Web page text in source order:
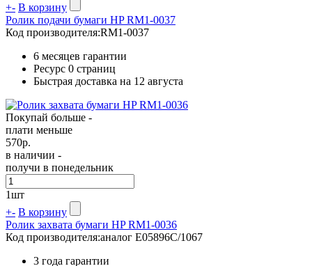
+- В корзину
Ролик подачи бумаги HP RM1-0037
Код производителя:RM1-0037
6 месяцев гарантии
Ресурс 0 страниц
Быстрая доставка на 12 августа
Покупай больше -
плати меньше
570р.
в наличии -
получи в понедельник
1шт
+- В корзину
Ролик захвата бумаги HP RM1-0036
Код производителя:аналог E05896C/1067
3 года гарантии